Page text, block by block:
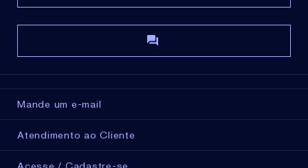
Mande um e-mail
Atendimento ao Cliente